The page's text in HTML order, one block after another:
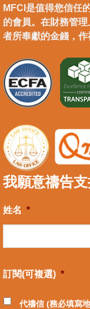
MFCI是值得您信任
的會員。在財務管
者所奉獻的金錢，作
我願意禱告
姓名 *
訂閱(可複選) *
代禱信 (務必填寫